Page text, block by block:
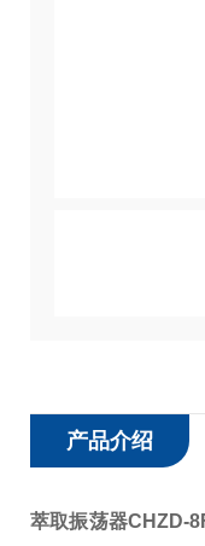
产品介绍
萃取振荡器CHZD-